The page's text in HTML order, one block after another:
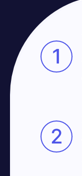
1
2